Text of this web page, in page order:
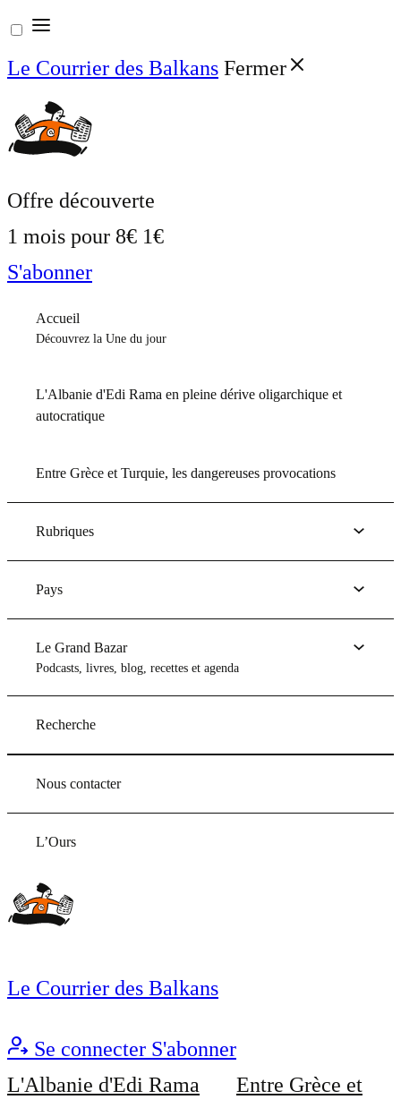
Aller
au
contenu
Le Courrier des Balkans Fermer
Offre découverte
1 mois pour 8€ 1€
S'abonner
Accueil
Découvrez la Une du jour
L'Albanie d'Edi Rama en pleine dérive oligarchique et
autocratique
Entre Grèce et Turquie, les dangereuses provocations
Rubriques
Pays
Le Grand Bazar
Podcasts, livres, blog, recettes et agenda
Recherche
Nous contacter
L’Ours
Le Courrier des Balkans
Se connecter S'abonner
L'Albanie d'Edi Rama
Entre Grèce et